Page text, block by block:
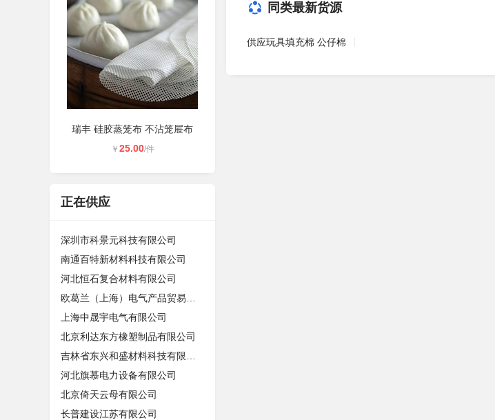
瑞丰 硅胶蒸笼布 不沾笼屉布
￥ 25.00/件
正在供应
深圳市科景元科技有限公司
南通百特新材料科技有限公司
河北恒石复合材料有限公司
上海中晟宇电气有限公司
北京利达东方橡塑制品有限公司
河北旗慕电力设备有限公司
北京倚天云母有限公司
长普建设江苏有限公司
同类最新货源
供应玩具填充棉 公仔棉